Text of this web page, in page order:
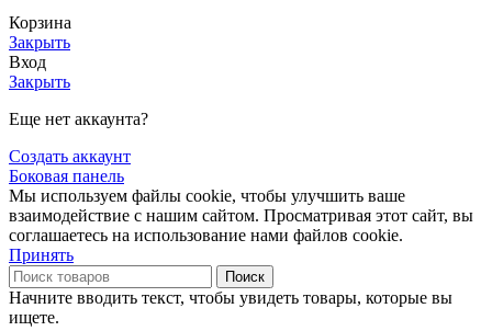
Корзина
Закрыть
Вход
Закрыть
Еще нет аккаунта?
Создать аккаунт
Боковая панель
Мы используем файлы cookie, чтобы улучшить ваше
взаимодействие с нашим сайтом. Просматривая этот сайт, вы
соглашаетесь на использование нами файлов cookie.
Принять
Поиск
Начните вводить текст, чтобы увидеть товары, которые вы
ищете.